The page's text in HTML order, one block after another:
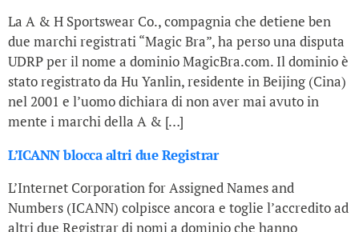
La A & H Sportswear Co., compagnia che detiene ben
due marchi registrati “Magic Bra”, ha perso una disputa
UDRP per il nome a dominio MagicBra.com. Il dominio è
stato registrato da Hu Yanlin, residente in Beijing (Cina)
nel 2001 e l’uomo dichiara di non aver mai avuto in
mente i marchi della A & […]
L’ICANN blocca altri due Registrar
L’Internet Corporation for Assigned Names and
Numbers (ICANN) colpisce ancora e toglie l’accredito ad
altri due Registrar di nomi a dominio che hanno